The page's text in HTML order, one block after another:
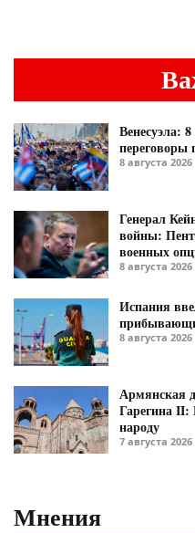
Венесуэла:
переговоры
8 августа 2026
Генерал
войны:
военных
8 августа 2026
Испания
8 августа 2026
Армянская
Гарегина II:
народу
7 августа 2026
Мнения